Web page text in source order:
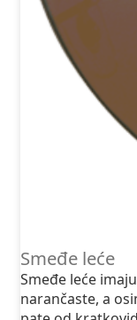
Smeđe leće
Smeđe leće
narančaste, a